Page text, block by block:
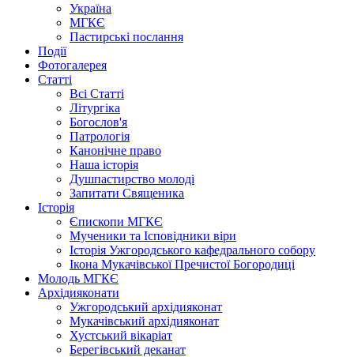
Україна
МГКЄ
Пастирські послання
Події
Фотогалерея
Статті
Всі Статті
Літургіка
Богослов'я
Патрологія
Канонічне право
Наша історія
Душпастирство молоді
Запитати Священика
Історія
Єпископи МГКЄ
Мученики та Ісповідники віри
Історія Ужгородського кафедрального собору
Ікона Мукачівської Пречистої Богородиці
Молодь МГКЄ
Архідияконати
Ужгородський архідияконат
Мукачівський архідияконат
Хустський вікаріат
Берегівський деканат